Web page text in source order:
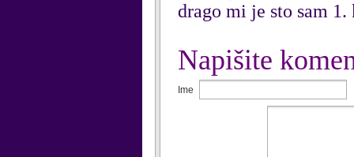
drago mi je sto sam 1.
Napišite
Ime